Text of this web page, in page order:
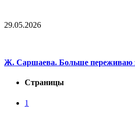
29.05.2026
Ж. Саршаева. Больше переживаю
Страницы
1